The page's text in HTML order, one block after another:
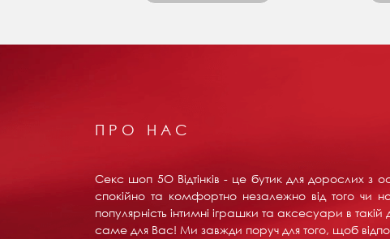
ПРО НАС
Секс шоп 5О Відтінків - це бутик для дорослих
спокійно та комфортно незалежно від того чи
популярність інтимні іграшки та аксесуари в
саме для Вас! Ми завжди поруч для того, щоб